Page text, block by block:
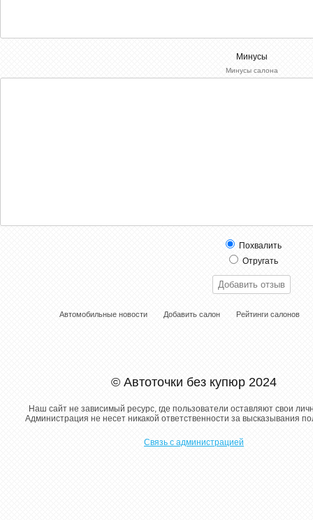
Минусы
Минусы салона
Похвалить
Отругать
Автомобильные новости Добавить салон Рейтинги салонов
© Автоточки без купюр 2024
Наш сайт не зависимый ресурс, где пользователи оставляют свои
Администрация не несет никакой ответственности за высказывания
Связь с администрацией